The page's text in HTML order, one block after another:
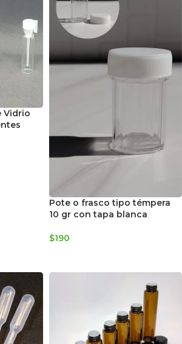
Vidrio
Pote o frasco tipo témpera
10 gr con tapa blanca
$190